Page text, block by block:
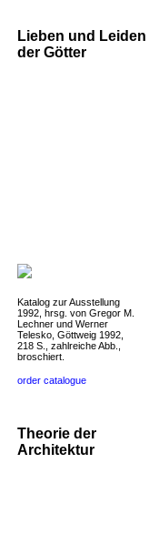
Lieben und Leiden
der Götter
Katalog zur Ausstellung
1992, hrsg. von Gregor M.
Lechner und Werner
Telesko, Göttweig 1992,
218 S., zahlreiche Abb.,
broschiert.
order catalogue
Theorie der
Architektur